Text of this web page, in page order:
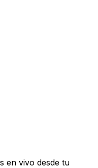
en vivo desde tu